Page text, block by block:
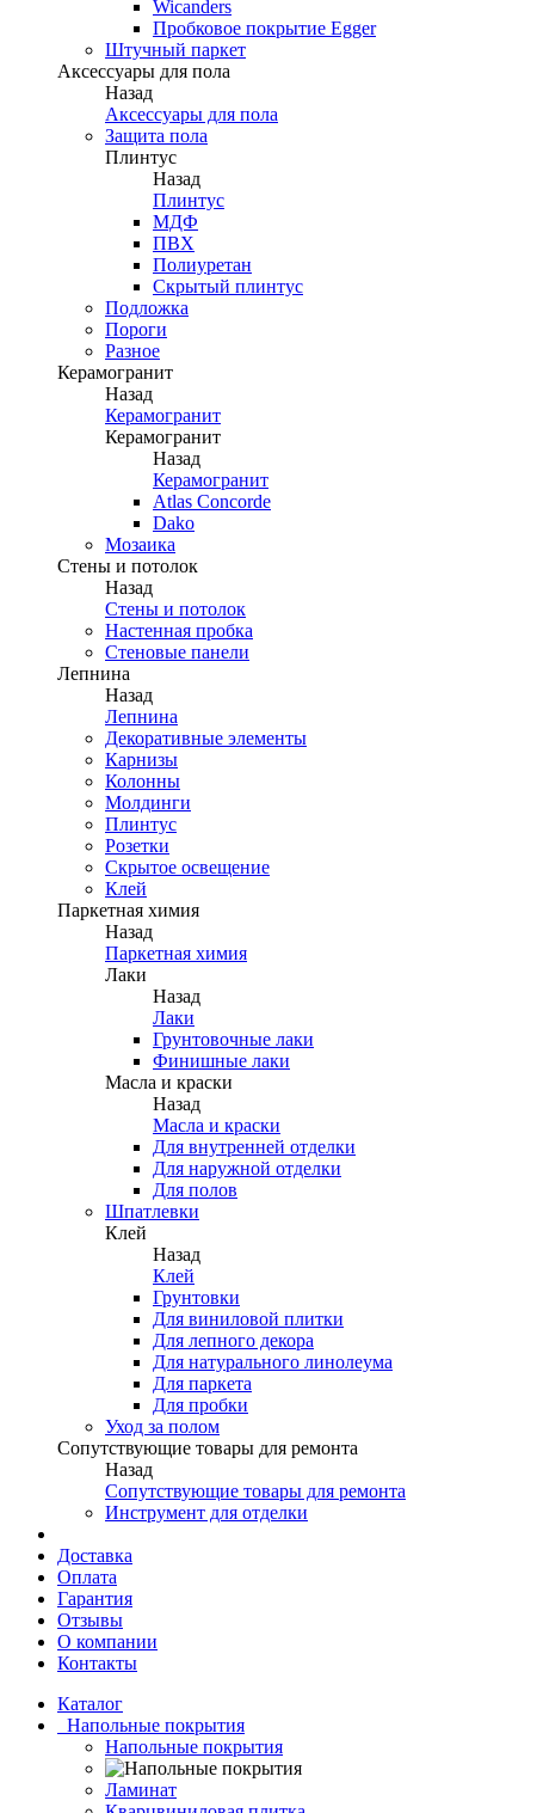
Wicanders
Пробковое покрытие Egger
Штучный паркет
Аксессуары для пола
Назад
Аксессуары для пола
Защита пола
Плинтус
Назад
Плинтус
МДФ
ПВХ
Полиуретан
Скрытый плинтус
Подложка
Пороги
Разное
Керамогранит
Назад
Керамогранит
Керамогранит
Назад
Керамогранит
Atlas Concorde
Dako
Мозаика
Стены и потолок
Назад
Стены и потолок
Настенная пробка
Стеновые панели
Лепнина
Назад
Лепнина
Декоративные элементы
Карнизы
Колонны
Молдинги
Плинтус
Розетки
Скрытое освещение
Клей
Паркетная химия
Назад
Паркетная химия
Лаки
Назад
Лаки
Грунтовочные лаки
Финишные лаки
Масла и краски
Назад
Масла и краски
Для внутренней отделки
Для наружной отделки
Для полов
Шпатлевки
Клей
Назад
Клей
Грунтовки
Для виниловой плитки
Для лепного декора
Для натурального линолеума
Для паркета
Для пробки
Уход за полом
Сопутствующие товары для ремонта
Назад
Сопутствующие товары для ремонта
Инструмент для отделки
Доставка
Оплата
Гарантия
Отзывы
О компании
Контакты
Каталог
Напольные покрытия
Напольные покрытия
Ламинат